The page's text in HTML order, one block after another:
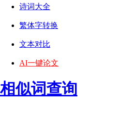
诗词大全
繁体字转换
文本对比
AI一键论文
相似词查询